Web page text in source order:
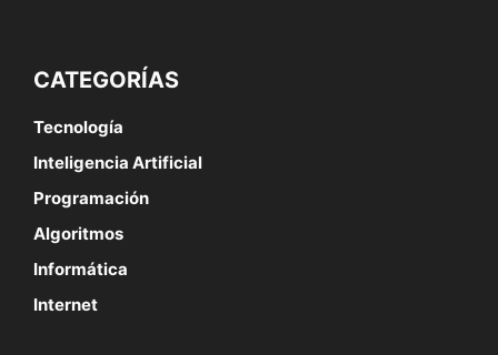
CATEGORÍAS
Tecnología
Inteligencia Artificial
Programación
Algoritmos
Informática
Internet